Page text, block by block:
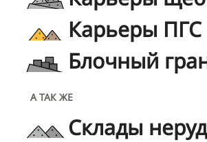
Карьеры ПГС
Блочный
А ТАК ЖЕ
Склады